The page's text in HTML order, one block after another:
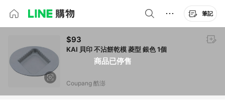
筆記
商品已停售
$93
KAI 貝印 不沾餅乾模 菱型 銀色 1個
Coupang 酷澎